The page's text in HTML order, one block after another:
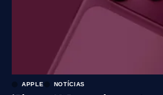
APPLE NOTÍCIAS